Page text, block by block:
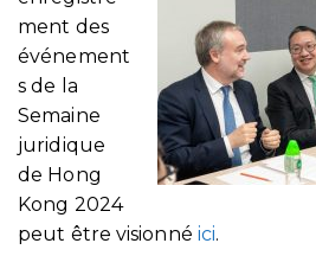
ment des
événement
s de la
Semaine
juridique
de Hong
Kong 2024
peut être visionné ici.